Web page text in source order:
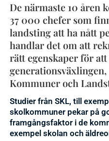
De närmaste 10 åren
37 000 chefer som
landsting att ha nått
handlar det om att
rätt egenskaper för att
Kommuner och
Studier från SKL, till
skolkommuner pekar på
framgångsfaktor i de
exempel skolan och